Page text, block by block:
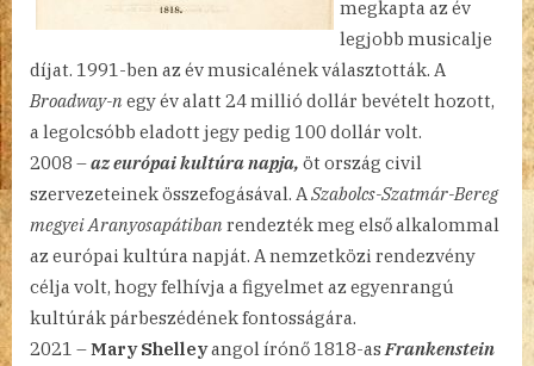
megkapta az év
legjobb musicalje
díjat. 1991-ben az év musicalének választották. A
Broadway-n egy év alatt 24 millió dollár bevételt hozott,
a legolcsóbb eladott jegy pedig 100 dollár volt.
2008 –az európai kultúra napja, öt ország civil
szervezeteinek összefogásával. A Szabolcs-Szatmár-Bereg
megyei Aranyosapátiban rendezték meg első alkalommal
az európai kultúra napját. A nemzetközi rendezvény
célja volt, hogy felhívja a figyelmet az egyenrangú
kultúrák párbeszédének fontosságára.
2021 –Mary Shelleyangol írónő 1818-as Frankenstein